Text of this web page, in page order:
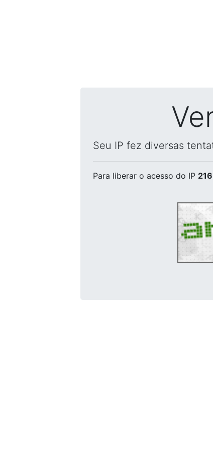
Seu IP fez diversas
Para liberar o acesso do IP